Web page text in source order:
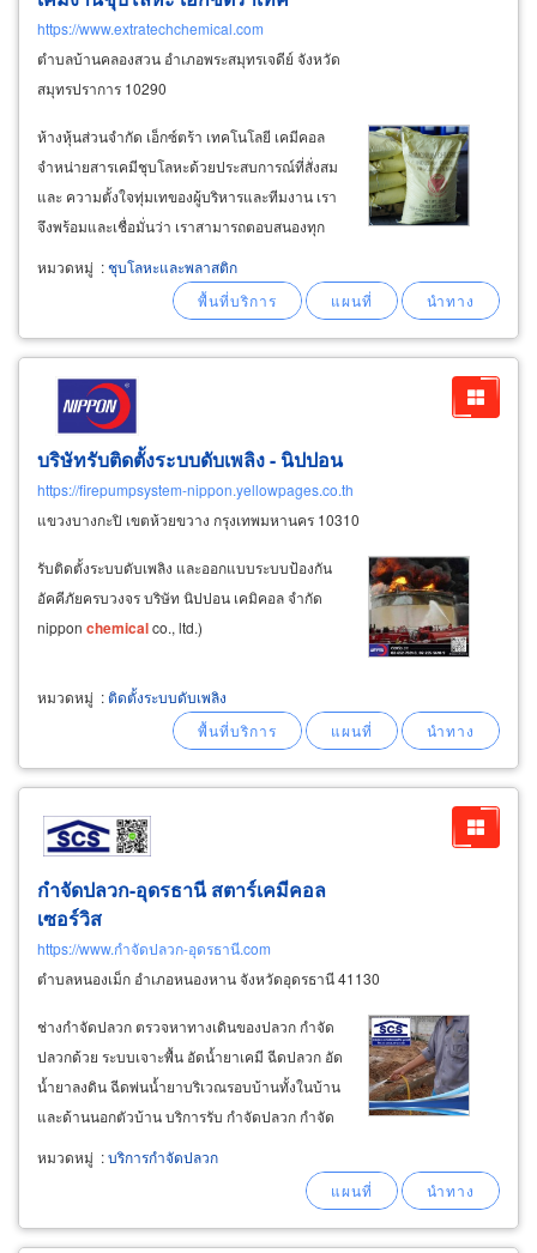
https://www.extratechchemical.com
ตำบลบ้านคลองสวน อำเภอพระสมุทรเจดีย์ จังหวัด
สมุทรปราการ 10290
ห้างหุ้นส่วนจำกัด เอ็กซ์ตร้า เทคโนโลยี เคมีคอล
จำหน่ายสารเคมีชุบโลหะด้วยประสบการณ์ที่สั่งสม
และ ความตั้งใจทุ่มเทของผู้บริหารและทีมงาน เรา
จึงพร้อมและเชื่อมั่นว่า เราสามารถตอบสนองทุก
ความต้องการของลูกค้าในอุตสาหกรรมชุบโลหะได้
เป็นอย่างดี c h e m i c a l™ สารเคมีสำหรับการ
ทำความสะอาด หรือสารเคมีสำหรับเตรียมผิว
หมวดหมู่ :ชุบโลหะและพลาสติก
บริษัทรับติดตั้งระบบดับเพลิง - นิปปอน
https://firepumpsystem-nippon.yellowpages.co.th
แขวงบางกะปิ เขตห้วยขวาง กรุงเทพมหานคร 10310
รับติดตั้งระบบดับเพลิง และออกแบบระบบป้องกัน
อัคคีภัยครบวงจร บริษัท นิปปอน เคมิคอล จำกัด
nippon chemicalco., ltd.)
หมวดหมู่ :ติดตั้งระบบดับเพลิง
กำจัดปลวก-อุดรธานี สตาร์เคมีคอล
เซอร์วิส
https://www.กำจัดปลวก-อุดรธานี.com
ตำบลหนองเม็ก อำเภอหนองหาน จังหวัดอุดรธานี 41130
ช่างกำจัดปลวก ตรวจหาทางเดินของปลวก กำจัด
ปลวกด้วย ระบบเจาะพื้น อัดน้ำยาเคมี ฉีดปลวก อัด
น้ำยาลงดิน ฉีดพ่นน้ำยาบริเวณรอบบ้านทั้งในบ้าน
และด้านนอกตัวบ้าน บริการรับ กำจัดปลวก กำจัด
หน้าต่างไม้ อุดรธานี วิธีการป้องกันปลวกไม่ให้มา
กัดกินบ้านอาคารสำนักงานต่างๆ
หมวดหมู่ :บริการกำจัดปลวก